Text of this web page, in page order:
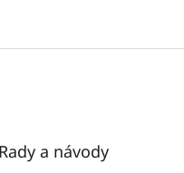
Rady a návody